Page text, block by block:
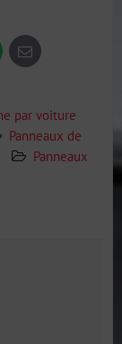
E-
mail
par voiture
Panneaux de
Panneaux